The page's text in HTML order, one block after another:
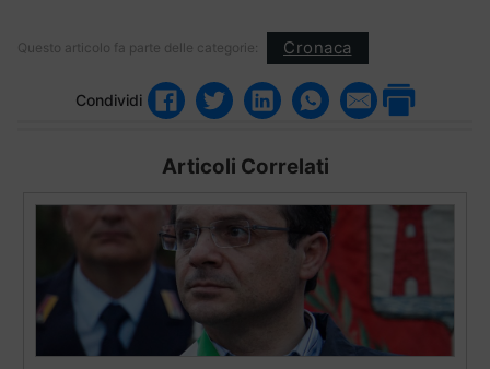
Questo articolo fa parte delle categorie: Cronaca
Condividi
Articoli Correlati